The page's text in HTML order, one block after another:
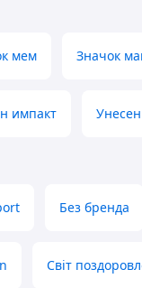
мем Значок
импакт
Без бренда
Світ